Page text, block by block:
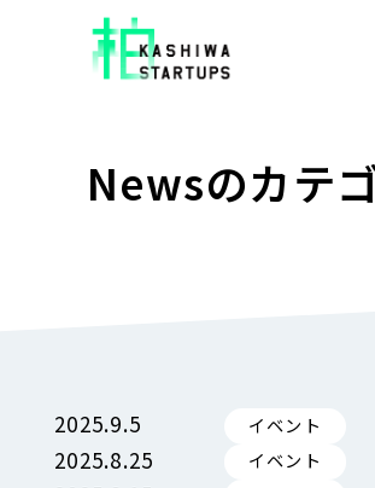
Newsのカテ
2025.9.5 イベント
2025.8.25
イベント